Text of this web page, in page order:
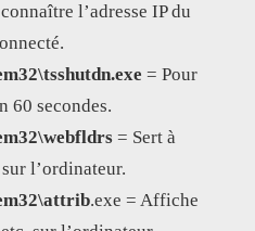
l’adresse IP du
= Pour
60 secondes.
= Sert à
l’ordinateur.
.exe = Affiche